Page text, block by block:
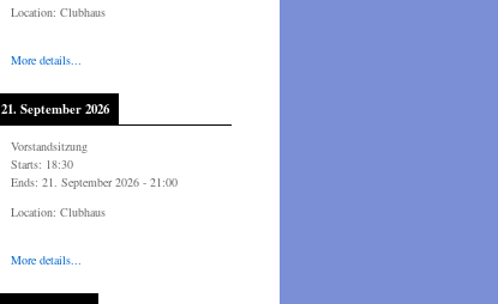
Location: Clubhaus
More details...
21. September 2026
Vorstandsitzung
Starts: 18:30
Ends: 21. September 2026- 21:00
Location: Clubhaus
More details...